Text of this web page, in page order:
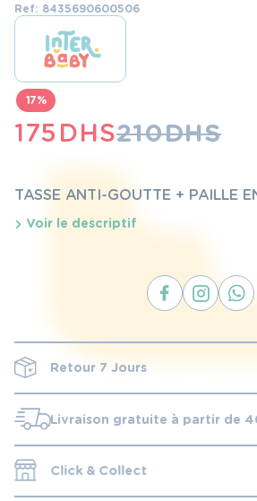
Ref: 8435690600506
210DHS
LE
INITIAL
ÉTAIT :
175 DHS
LE
ACTUEL
EST :
17%
TASSE ANTI-GOUTTE + PAILLE
Voir le descriptif
Retour 7 Jours
Livraison gratuite à partir de
Click & Collect